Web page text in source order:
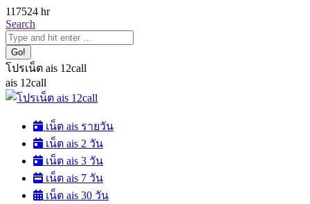
Skip
to
content
117524 hr
Search:
Search
โปรเน็ต ais 12call
ais 12call
เน็ต ais รายวัน
เน็ต ais 2 วัน
เน็ต ais 3 วัน
เน็ต ais 7 วัน
เน็ต ais 30 วัน